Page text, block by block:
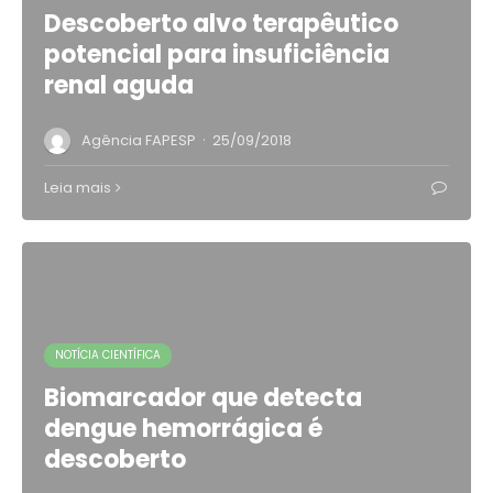
Descoberto alvo terapêutico
potencial para insuficiência
renal aguda
Agência FAPESP · 25/09/2018
Leia mais
NOTÍCIA CIENTÍFICA
Biomarcador que detecta
dengue hemorrágica é
descoberto